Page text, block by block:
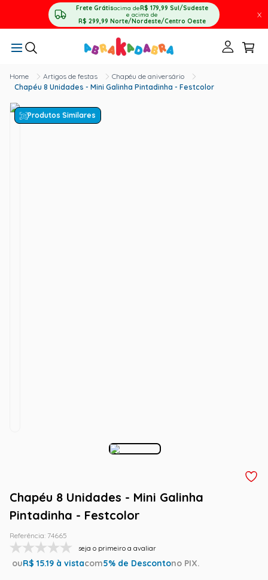
Frete Grátisacima deR$ 179,99 Sul/Sudeste
e acima de
R$ 299,99 Norte/Nordeste/Centro Oeste
X
Artigos de festas
Chapéu de aniversário
Chapéu 8 Unidades - Mini Galinha Pintadinha - Festcolor
Produtos Similares
Chapéu 8 Unidades - Mini Galinha
Pintadinha - Festcolor
Referência: 74665
seja o primeiro a avaliar
ouR$ 15.19 à vistacom5% de Descontono PIX.